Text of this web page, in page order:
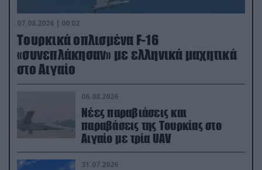
07.08.2026 | 00:02
Τουρκικά οπλισμένα F-16
«συνεπλάκησαν» με ελληνικά μαχητικά
στο Αιγαίο
06.08.2026
Νέες παραβιάσεις και
παραβάσεις της Τουρκίας στο
Αιγαίο με τρία UAV
31.07.2026